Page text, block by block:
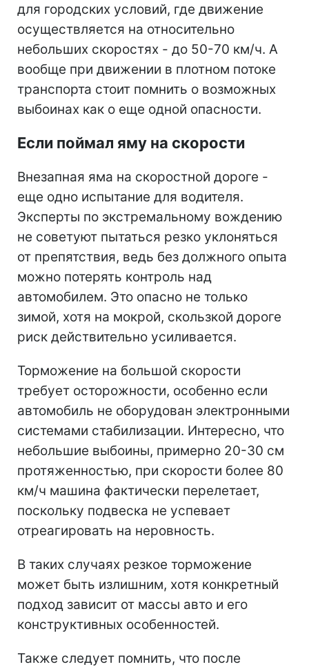
для городских условий, где движение
осуществляется на относительно
небольших скоростях - до 50-70 км/ч. А
вообще при движении в плотном потоке
транспорта стоит помнить о возможных
выбоинах как о еще одной опасности.
Если поймал яму на скорости
Внезапная яма на скоростной дороге -
еще одно испытание для водителя.
Эксперты по экстремальному вождению
не советуют пытаться резко уклоняться
от препятствия, ведь без должного опыта
можно потерять контроль над
автомобилем. Это опасно не только
зимой, хотя на мокрой, скользкой дороге
риск действительно усиливается.
Торможение на большой скорости
требует осторожности, особенно если
автомобиль не оборудован электронными
системами стабилизации. Интересно, что
небольшие выбоины, примерно 20-30 см
протяженностью, при скорости более 80
км/ч машина фактически перелетает,
поскольку подвеска не успевает
отреагировать на неровность.
В таких случаях резкое торможение
может быть излишним, хотя конкретный
подход зависит от массы авто и его
конструктивных особенностей.
Также следует помнить, что после